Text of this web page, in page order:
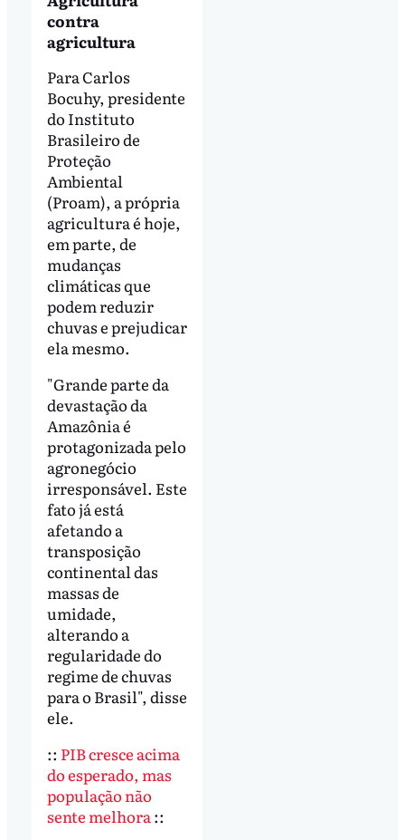
contra
agricultura
Para Carlos
Bocuhy, presidente
do Instituto
Brasileiro de
Proteção
Ambiental
(Proam), a própria
agricultura é hoje,
em parte, de
mudanças
climáticas que
podem reduzir
chuvas e prejudicar
ela mesmo.
"Grande parte da
devastação da
Amazônia é
protagonizada pelo
agronegócio
irresponsável. Este
fato já está
afetando a
transposição
continental das
massas de
umidade,
alterando a
regularidade do
regime de chuvas
para o Brasil", disse
ele.
:: PIB cresce acima
do esperado, mas
população não
sente melhora::